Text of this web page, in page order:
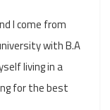
I come from
with B.A
living in a
for the best